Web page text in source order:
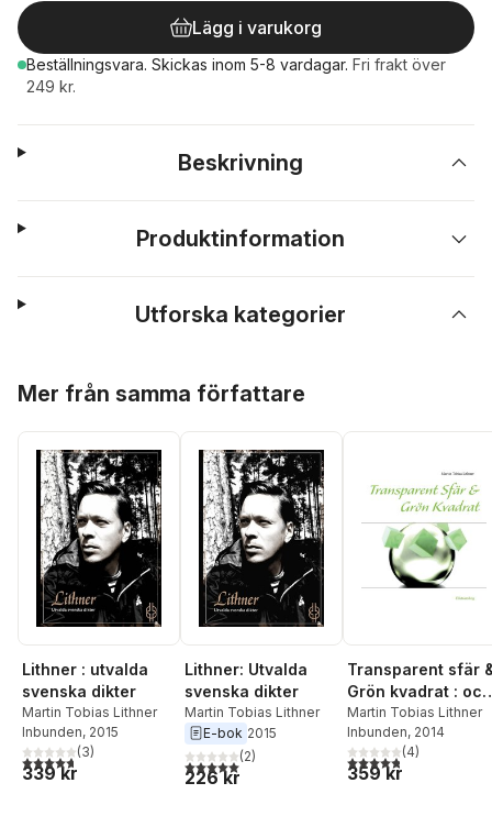
Lägg i varukorg
Beställningsvara. Skickas inom 5-8 vardagar. Fri frakt över
249 kr.
Beskrivning
Produktinformation
Utforska kategorier
Mer från samma författare
Lithner : utvalda
svenska dikter
Martin Tobias Lithner
Inbunden, 2015
4,7utav 5 stjärnor. Totalt antal röster:
(3)
339 kr
Lithner: Utvalda
svenska dikter
Martin Tobias Lithner
E-bok 2015
5,0utav 5 stjärnor. Totalt antal röster:
(2)
226 kr
Transparent sfär
Grön kvadrat : och
andra dikter
Martin Tobias Lithner
Inbunden, 2014
4,8utav 5 stjärnor.
(4)
359 kr